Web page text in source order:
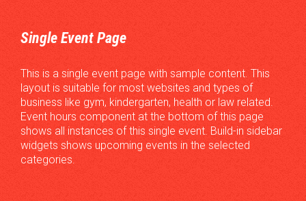
Single Event Page
This is a single event page with sample content. This
layout is suitable for most websites and types of
business like gym, kindergarten, health or law related.
Event hours component at the bottom of this page
shows all instances of this single event. Build-in sidebar
widgets shows upcoming events in the selected
categories.